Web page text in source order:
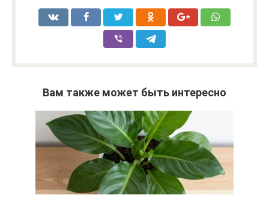
Вам также может быть интересно